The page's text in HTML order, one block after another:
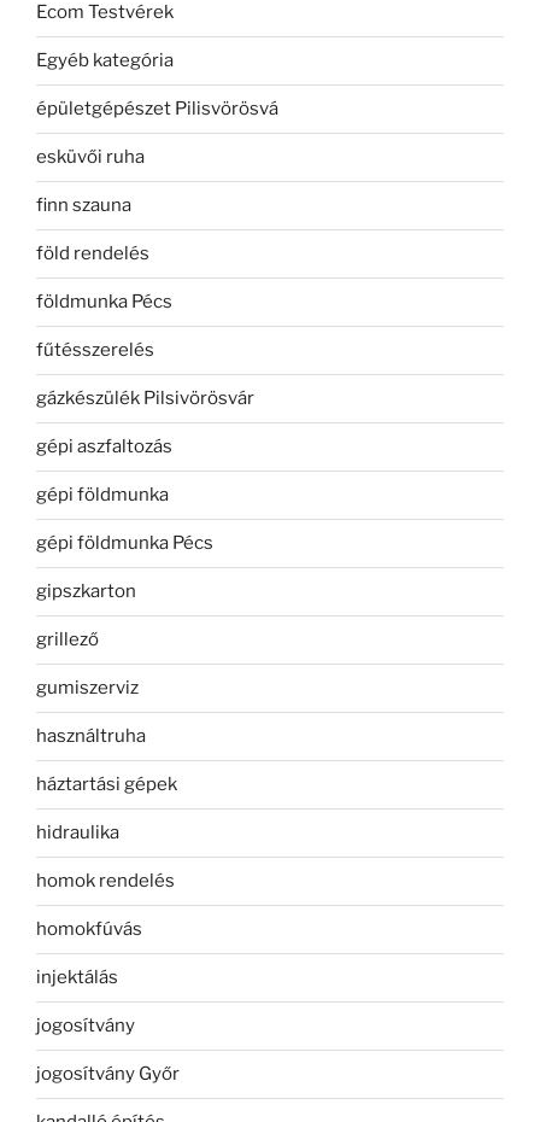
Ecom Testvérek
Egyéb kategória
épületgépészet Pilisvörösvá
esküvői ruha
finn szauna
föld rendelés
földmunka Pécs
fűtésszerelés
gázkészülék Pilsivörösvár
gépi aszfaltozás
gépi földmunka
gépi földmunka Pécs
gipszkarton
grillező
gumiszerviz
használtruha
háztartási gépek
hidraulika
homok rendelés
homokfúvás
injektálás
jogosítvány
jogosítvány Győr